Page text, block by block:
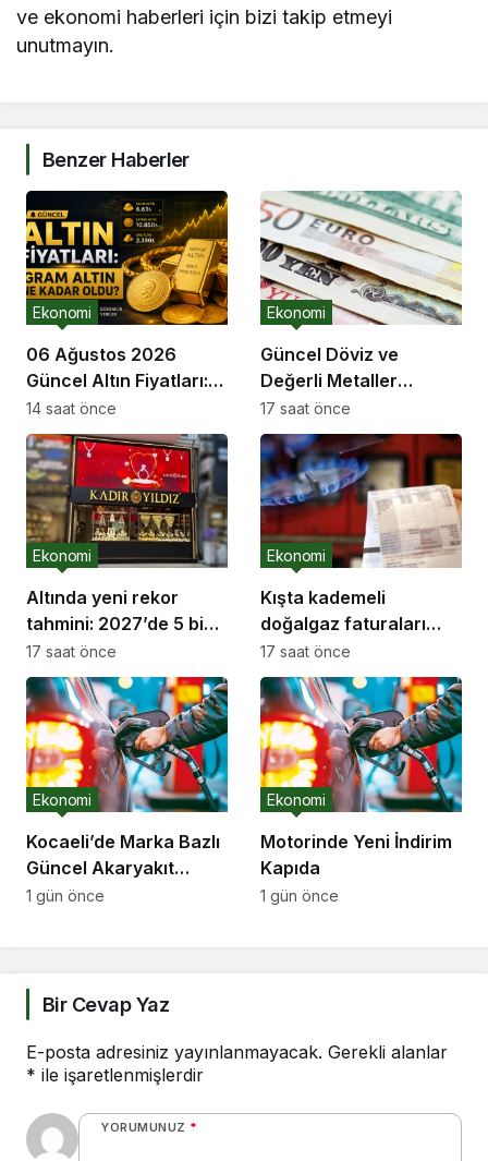
ve ekonomi haberleri için bizi takip etmeyi
unutmayın.
Benzer Haberler
06 Ağustos 2026
Güncel Altın Fiyatları:
Gram Altın Ne Kadar
Oldu?
Ekonomi
14 saat önce
Güncel Döviz ve
Değerli Metaller
Fiyatları – 4 Ağustos
2026
Ekonomi
17 saat önce
Altında yeni rekor
tahmini: 2027’de 5 bin
dolar
Ekonomi
17 saat önce
Kışta kademeli
doğalgaz faturaları
milyonları etkileyebilir
Ekonomi
17 saat önce
Kocaeli’de Marka Bazlı
Güncel Akaryakıt
Fiyatları
Ekonomi
1 gün önce
Motorinde Yeni İndirim
Kapıda
Ekonomi
1 gün önce
Bir Cevap Yaz
E-posta adresiniz yayınlanmayacak. Gerekli alanlar
* ile işaretlenmişlerdir
YORUMUNUZ *